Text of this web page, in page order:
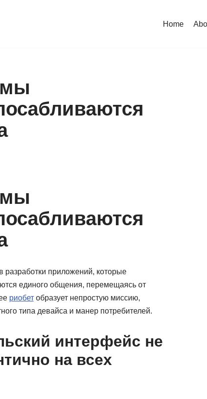
Home
приложений, которые
единого общения, перемещаясь от
риобетобразует непростую миссию,
типа девайса и манер потребителей.
интерфейс не
на всех